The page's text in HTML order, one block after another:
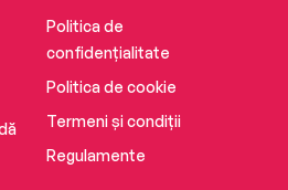
Politica de
confidențialitate
Politica de cookie
Termeni și condiții
Regulamente